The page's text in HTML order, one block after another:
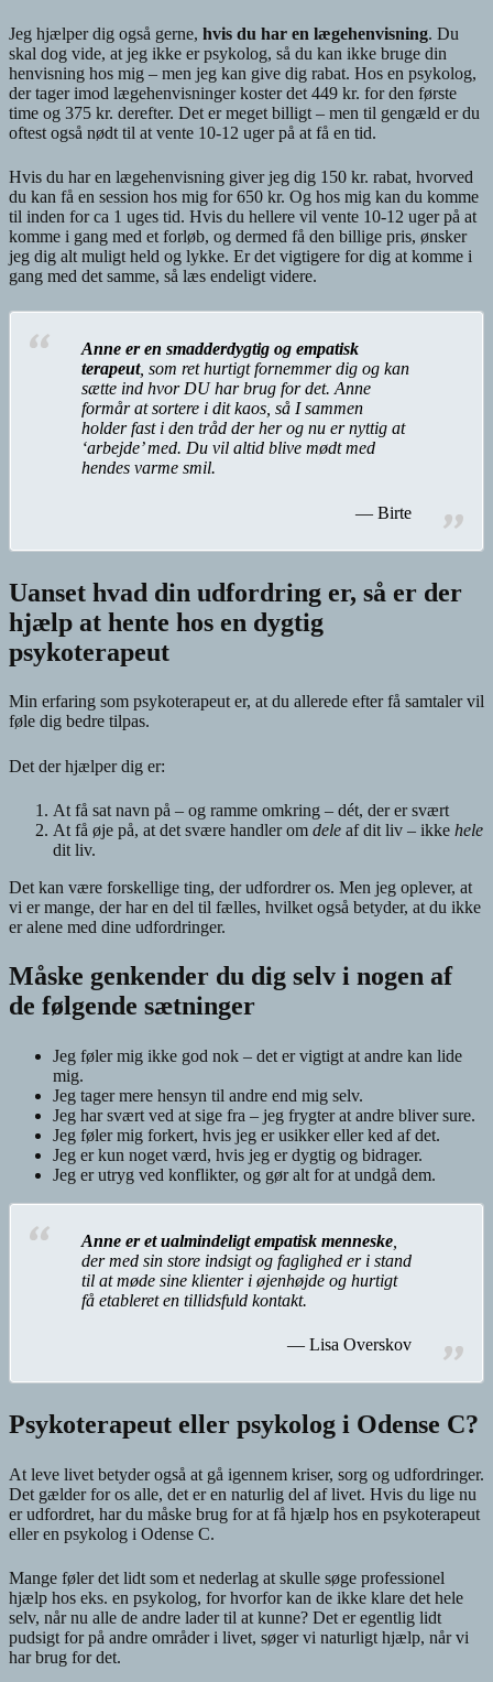
Jeg hjælper dig også gerne, hvis du har en lægehenvisning. Du
skal dog vide, at jeg ikke er psykolog, så du kan ikke bruge din
henvisning hos mig – men jeg kan give dig rabat. Hos en psykolog,
der tager imod lægehenvisninger koster det 449 kr. for den første
time og 375 kr. derefter. Det er meget billigt – men til gengæld er du
oftest også nødt til at vente 10-12 uger på at få en tid.
Hvis du har en lægehenvisning giver jeg dig 150 kr. rabat, hvorved
du kan få en session hos mig for 650 kr. Og hos mig kan du komme
til inden for ca 1 uges tid. Hvis du hellere vil vente 10-12 uger på at
komme i gang med et forløb, og dermed få den billige pris, ønsker
jeg dig alt muligt held og lykke. Er det vigtigere for dig at komme i
gang med det samme, så læs endeligt videre.
Anne er en smadderdygtig og empatisk
terapeut, som ret hurtigt fornemmer dig og kan
sætte ind hvor DU har brug for det. Anne
formår at sortere i dit kaos, så I sammen
holder fast i den tråd der her og nu er nyttig at
‘arbejde’ med. Du vil altid blive mødt med
hendes varme smil.​
Birte
Uanset hvad din udfordring er, så er der
hjælp at hente hos en dygtig
psykoterapeut
Min erfaring som psykoterapeut er, at du allerede efter få samtaler vil
føle dig bedre tilpas.
Det der hjælper dig er:
At få sat navn på – og ramme omkring – dét, der er svært
At få øje på, at det svære handler om dele af dit liv – ikke hele
dit liv.
Det kan være forskellige ting, der udfordrer os. Men jeg oplever, at
vi er mange, der har en del til fælles, hvilket også betyder, at du ikke
er alene med dine udfordringer.
Måske genkender du dig selv i nogen af
de følgende sætninger
Jeg føler mig ikke god nok – det er vigtigt at andre kan lide
mig.
Jeg tager mere hensyn til andre end mig selv.
Jeg har svært ved at sige fra – jeg frygter at andre bliver sure.
Jeg føler mig forkert, hvis jeg er usikker eller ked af det.
Jeg er kun noget værd, hvis jeg er dygtig og bidrager.
Jeg er utryg ved konflikter, og gør alt for at undgå dem.
Anne er et ualmindeligt empatisk menneske
der med sin store indsigt og faglighed er i stand
til at møde sine klienter i øjenhøjde og hurtigt
få etableret en tillidsfuld kontakt.
Lisa Overskov
Psykoterapeut eller psykolog i Odense C?
At leve livet betyder også at gå igennem kriser, sorg og udfordringer.
Det gælder for os alle, det er en naturlig del af livet. Hvis du lige nu
er udfordret, har du måske brug for at få hjælp hos en psykoterapeut
eller en psykolog i Odense C.
Mange føler det lidt som et nederlag at skulle søge professionel
hjælp hos eks. en psykolog, for hvorfor kan de ikke klare det hele
selv, når nu alle de andre lader til at kunne? Det er egentlig lidt
pudsigt for på andre områder i livet, søger vi naturligt hjælp, når vi
har brug for det.